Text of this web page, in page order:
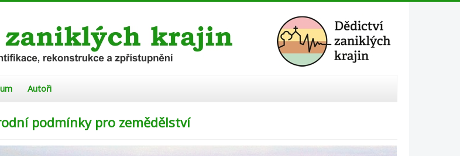
Autoři
podmínky pro zemědělství